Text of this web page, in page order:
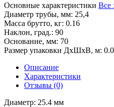
Основные характеристики Все
Диаметр трубы, мм: 25,4
Масса брутто, кг: 0.16
Наклон, град.: 90
Основание, мм: 70
Размер упаковки ДхШхВ, м:
Описание
Характеристики
Отзывы (0)
Диаметр: 25.4 мм